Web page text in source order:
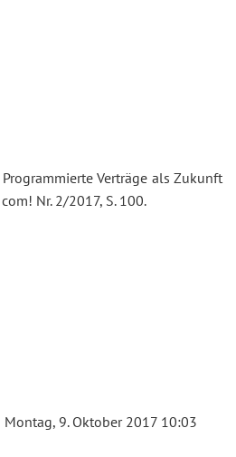
Programmierte Verträge als Zukunft
Nr. 2/2017, S. 100.
9. Oktober 2017 10:03